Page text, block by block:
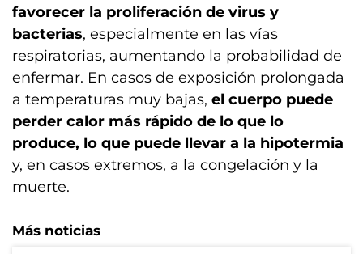
favorecer la proliferación de virus y
bacterias, especialmente en las vías
respiratorias, aumentando la probabilidad de
enfermar. En casos de exposición prolongada
a temperaturas muy bajas, el cuerpo puede
perder calor más rápido de lo que lo
produce, lo que puede llevar a la hipotermia
y, en casos extremos, a la congelación y la
muerte.
Más noticias